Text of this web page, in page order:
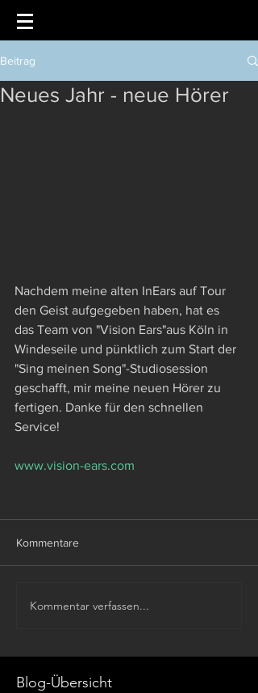
Beitrag
Neues Jahr - neue Hörer
Nachdem meine alten InEars auf Tour
den Geist aufgegeben haben, hat es
das Team von "Vision Ears"aus Köln in
Windeseile und pünktlich zum Start der
"Sing meinen Song"-Studiosession
geschafft, mir meine neuen Hörer zu
fertigen. Danke für den schnellen
Service!
www.vision-ears.com
Kommentare
Kommentar verfassen...
Blog-Übersicht